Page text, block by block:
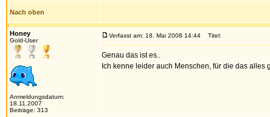
Nach oben
Honey
Gold-User
Anmeldungsdatum:
18.11.2007
Beiträge: 313
Verfasst am: 18. Mai 2008 14:44 Titel:
Genau das ist es..
Ich kenne leider auch Menschen, für die das